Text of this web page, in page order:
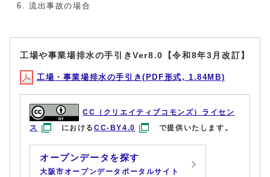
流出事故の場合
工場や事業場排水の手引きVer8.0【令和8年3月改訂】
工場・事業場排水の手引き(PDF形式, 1.84MB)
CC（クリエイティブコモンズ）ライセン
ス
におけるCC-BY4.0 で提供いたします。
オープンデータを探す
大阪市オープンデータポータルサイト